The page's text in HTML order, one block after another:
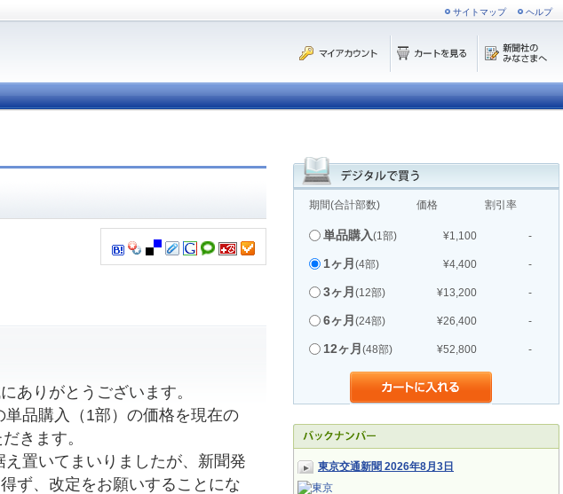
サイトマップ ヘルプ
期間(合計部数) 価格 割引率
単品購入(1部) ¥1,100 -
1ヶ月 (4部) ¥4,400 -
3ヶ月 (12部) ¥13,200 -
6ヶ月 (24部) ¥26,400 -
12ヶ月 (48部) ¥52,800 -
東京交通新聞 2026年8月3日
ありがとうございます。
品購入（1部）の価格を現在の
きます。
置いてまいりましたが、新聞発
ず、改定をお願いすることにな